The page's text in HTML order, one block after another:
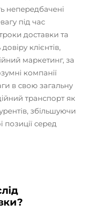
непередбачені
під час
доставки та
клієнтів,
маркетинг, за
компанії
в свою загальну
транспорт як
збільшуючи
позиції серед